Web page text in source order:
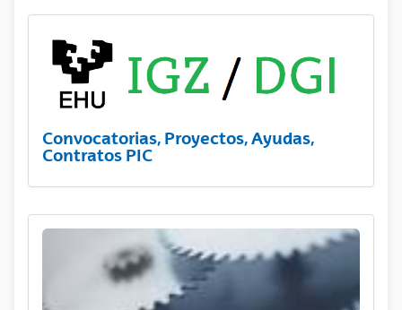
Convocatorias, Proyectos, Ayudas,
Contratos PIC